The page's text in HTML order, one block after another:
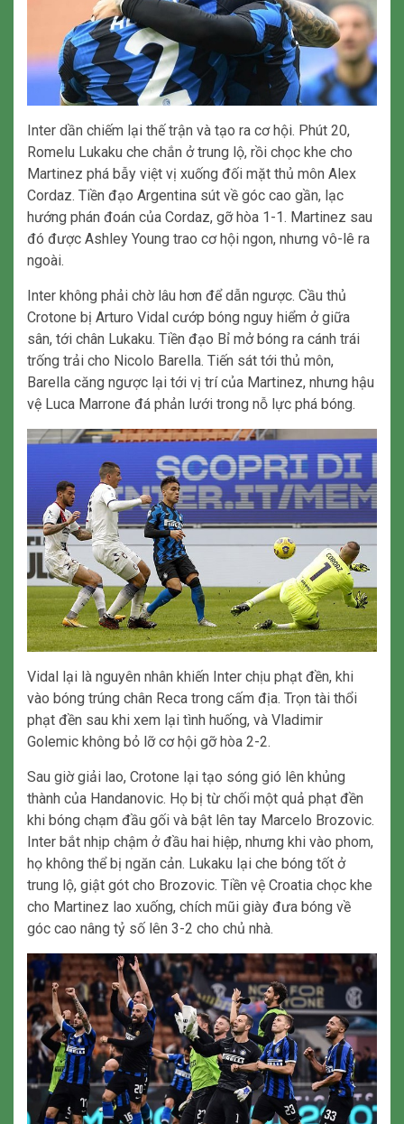
Inter dần chiếm lại thế trận và tạo ra cơ hội. Phút 20,
Romelu Lukaku che chắn ở trung lộ, rồi chọc khe cho
Martinez phá bẫy việt vị xuống đối mặt thủ môn Alex
Cordaz. Tiền đạo Argentina sút về góc cao gần, lạc
hướng phán đoán của Cordaz, gỡ hòa 1-1. Martinez sau
đó được Ashley Young trao cơ hội ngon, nhưng vô-lê ra
ngoài.
Inter không phải chờ lâu hơn để dẫn ngược. Cầu thủ
Crotone bị Arturo Vidal cướp bóng nguy hiểm ở giữa
sân, tới chân Lukaku. Tiền đạo Bỉ mở bóng ra cánh trái
trống trải cho Nicolo Barella. Tiến sát tới thủ môn,
Barella căng ngược lại tới vị trí của Martinez, nhưng hậu
vệ Luca Marrone đá phản lưới trong nỗ lực phá bóng.
Vidal lại là nguyên nhân khiến Inter chịu phạt đền, khi
vào bóng trúng chân Reca trong cấm địa. Trọn tài thổi
phạt đền sau khi xem lại tình huống, và Vladimir
Golemic không bỏ lỡ cơ hội gỡ hòa 2-2.
Sau giờ giải lao, Crotone lại tạo sóng gió lên khủng
thành của Handanovic. Họ bị từ chối một quả phạt đền
khi bóng chạm đầu gối và bật lên tay Marcelo Brozovic.
Inter bắt nhịp chậm ở đầu hai hiệp, nhưng khi vào phom,
họ không thể bị ngăn cản. Lukaku lại che bóng tốt ở
trung lộ, giật gót cho Brozovic. Tiền vệ Croatia chọc khe
cho Martinez lao xuống, chích mũi giày đưa bóng về
góc cao nâng tỷ số lên 3-2 cho chủ nhà.